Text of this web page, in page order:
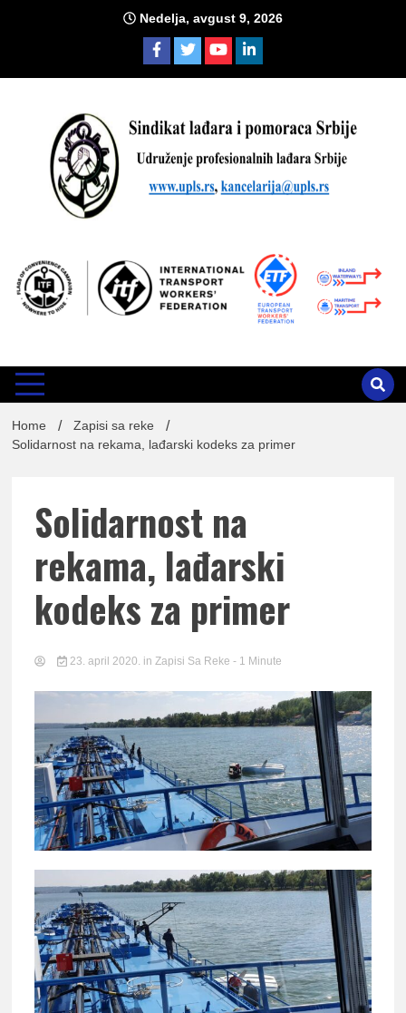
Nedelja, avgust 9, 2026
lađara i pomoraca Srbije
Home
Zapisi sa reke
Solidarnost na rekama, lađarski kodeks za primer
Solidarnost na
rekama, lađarski
kodeks za primer
23. april 2020. in Zapisi Sa Reke - 1 Minute